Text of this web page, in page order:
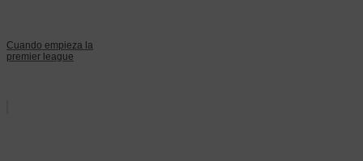
Cuando empieza la
premier league